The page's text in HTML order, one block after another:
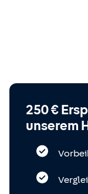
250 €
unserem